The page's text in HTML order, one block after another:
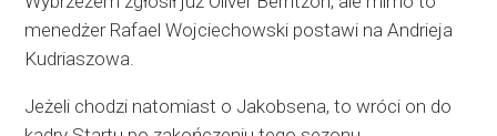
menedżer Rafael Wojciechowski postawi na Andrieja
Kudriaszowa.
Jeżeli chodzi natomiast o Jakobsena, to wróci on do